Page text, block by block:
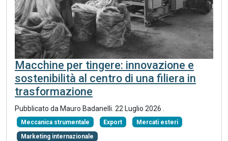
Macchine per tingere: innovazione e
sostenibilità al centro di una filiera in
trasformazione
Pubblicato da Mauro Badanelli. 22 Luglio 2026 .
Meccanica strumentale Export Mercati esteri
Marketing internazionale